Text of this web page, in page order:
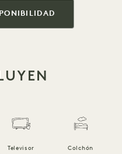
Televisor
Colchón